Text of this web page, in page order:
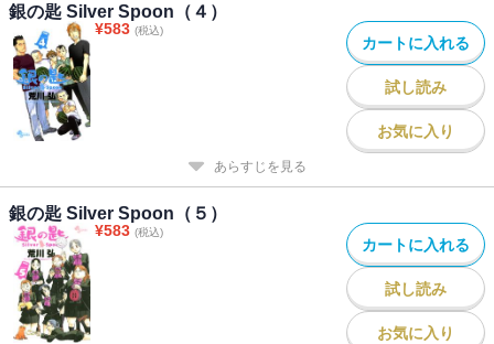
銀の匙 Silver Spoon（４）
¥583 (税込)
カートに入れる
試し読み
お気に入り
あらすじを見る
銀の匙 Silver Spoon（５）
¥583 (税込)
カートに入れる
試し読み
お気に入り